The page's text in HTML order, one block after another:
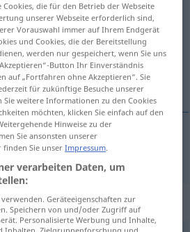
anklicken/antippen)
für "sticheln"
die für den Betrieb der Webseite
unserer Webseite erforderlich sind,
Vorauswahl immer auf Ihrem Endgerät
und Cookies, die der Bereitstellung
werden nur gespeichert, wenn Sie uns
Button Ihr Einverständnis
auf „Fortfahren ohne Akzeptieren“. Sie
für zukünftige Besuche unserer
Sie weitere Informationen zu den Cookies
möchten, klicken Sie einfach auf den
Hinweise zu der
Sie ansonsten unserer
finden Sie unserImpressum.
verarbeiten Daten, um
Geräteeigenschaften zur
Speichern von und/oder Zugriff auf
Personalisierte Werbung und Inhalte,
Inhalten, Zielgruppenforschung und